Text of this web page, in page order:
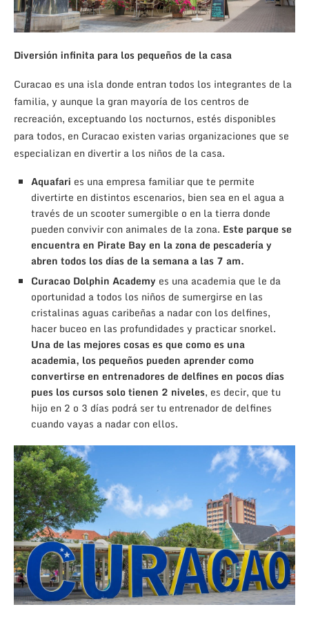
Diversión infinita para los pequeños de la casa
Curacao es una isla donde entran todos los integrantes de la
familia, y aunque la gran mayoría de los centros de
recreación, exceptuando los nocturnos, estés disponibles
para todos, en Curacao existen varias organizaciones que se
especializan en divertir a los niños de la casa.
Aquafari es una empresa familiar que te permite
divertirte en distintos escenarios, bien sea en el agua a
través de un scooter sumergible o en la tierra donde
pueden convivir con animales de la zona. Este parque se
encuentra en Pirate Bay en la zona de pescadería y
abren todos los días de la semana a las 7 am.
Curacao Dolphin Academy es una academia que le da
oportunidad a todos los niños de sumergirse en las
cristalinas aguas caribeñas a nadar con los delfines,
hacer buceo en las profundidades y practicar snorkel.
Una de las mejores cosas es que como es una
academia, los pequeños pueden aprender como
convertirse en entrenadores de delfines en pocos días
pues los cursos solo tienen 2 niveles, es decir, que tu
hijo en 2 o 3 días podrá ser tu entrenador de delfines
cuando vayas a nadar con ellos.